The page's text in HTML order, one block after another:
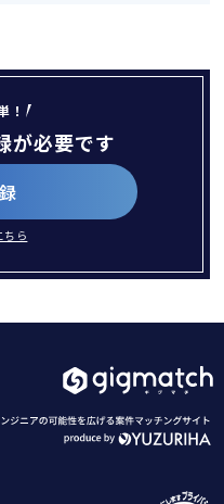
！
が必要です
ちら